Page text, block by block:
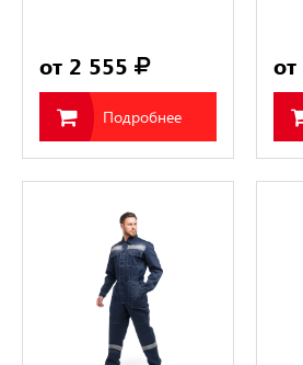
от 2 555
Подробнее